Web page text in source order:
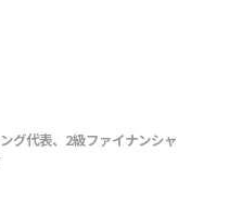
グ代表、2級ファイナンシャ